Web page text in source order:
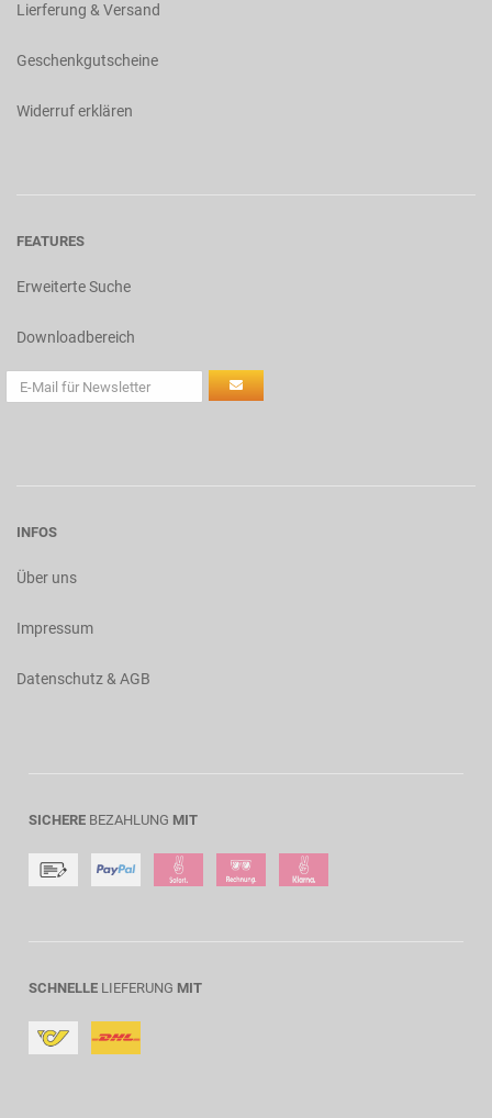
Lierferung & Versand
Geschenkgutscheine
Widerruf erklären
FEATURES
Erweiterte Suche
Downloadbereich
INFOS
Über uns
Impressum
Datenschutz & AGB
SICHERE BEZAHLUNG MIT
SCHNELLE LIEFERUNG MIT